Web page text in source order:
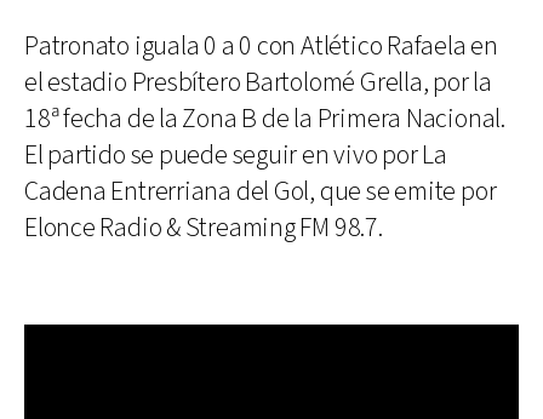
Patronato iguala 0 a 0 con Atlético Rafaela en
el estadio Presbítero Bartolomé Grella, por la
18ª fecha de la Zona B de la Primera Nacional.
El partido se puede seguir en vivo por La
Cadena Entrerriana del Gol, que se emite por
Elonce Radio & Streaming FM 98.7.